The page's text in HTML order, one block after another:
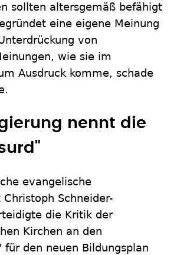
sollten altersgemäß befähigt
eine eigene Meinung
von
wie sie im
Ausdruck komme, schade
nennt die
evangelische
Schneider-
die Kritik der
Kirchen an den
für den neuen Bildungsplan